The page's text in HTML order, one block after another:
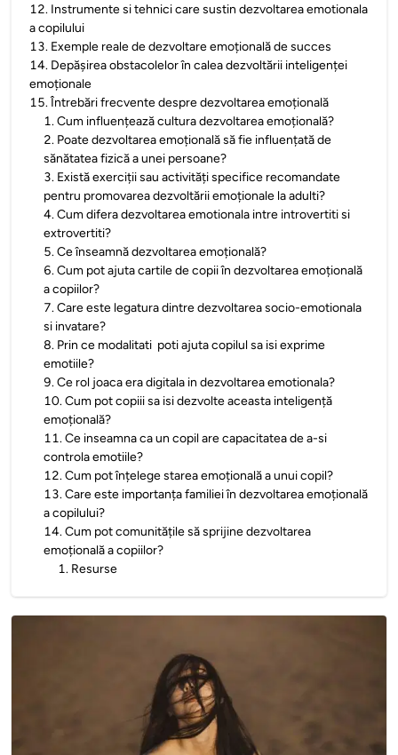
12. Instrumente si tehnici care sustin dezvoltarea emotionala
a copilului
13. Exemple reale de dezvoltare emoțională de succes
14. Depășirea obstacolelor în calea dezvoltării inteligenței
emoționale
15.Întrebări frecvente despre dezvoltarea emoțională
1.Cum influențează cultura dezvoltarea emoțională?
2. Poate dezvoltarea emoțională să fie influențată de
sănătatea fizică a unei persoane?
3. Există exerciții sau activități specifice recomandate
pentru promovarea dezvoltării emoționale la adulti?
4.Cum difera dezvoltarea emotionala intre introvertiti si
extrovertiti?
5.Ce înseamnă dezvoltarea emoțională?
6.Cum pot ajuta cartile de copii în dezvoltarea emoțională
a copiilor?
7.Care este legatura dintre dezvoltarea socio-emotionala
si invatare?
8. Prin ce modalitati poti ajuta copilul sa isi exprime
emotiile?
9.Ce rol joaca era digitala in dezvoltarea emotionala?
10.Cum pot copiii sa isi dezvolte aceasta inteligență
emoțională?
11.Ce inseamna ca un copil are capacitatea de a-si
controla emotiile?
12.Cum pot înțelege starea emoțională a unui copil?
13.Care este importanța familiei în dezvoltarea emoțională
a copilului?
14.Cum pot comunitățile să sprijine dezvoltarea
emoțională a copiilor?
1. Resurse